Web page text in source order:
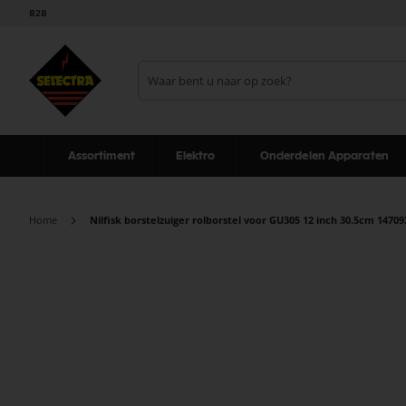
B2B
Assortiment Elektro Onderdelen Apparaten
Home Nilfisk borstelzuiger rolborstel voor GU305 12 inch 30.5cm